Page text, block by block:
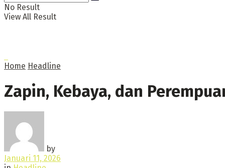
No Result
View All Result
Home Headline
Zapin, Kebaya, dan
by
Januari 11, 2026